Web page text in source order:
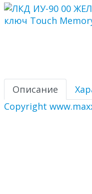
Описание
Copyright